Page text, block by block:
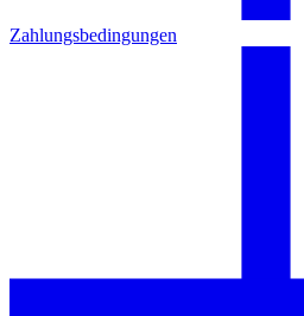
Zahlungsbedingungen